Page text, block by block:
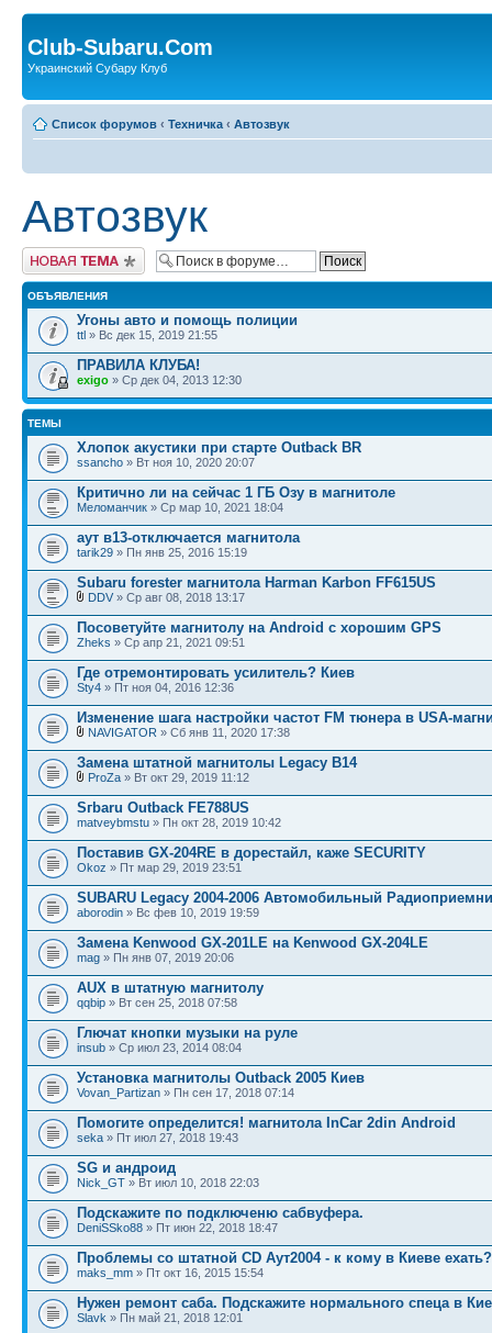
Club-Subaru.Com
Украинский Субару Клуб
Список форумов ‹ Техничка ‹ Автозвук
Автозвук
Новая тема
ОБЪЯВЛЕНИЯ
Угоны авто и помощь полиции
ttl » Вс дек 15, 2019 21:55
ПРАВИЛА КЛУБА!
exigo » Ср дек 04, 2013 12:30
ТЕМЫ
Хлопок акустики при старте Outback BR
ssancho » Вт ноя 10, 2020 20:07
Критично ли на сейчас 1 ГБ Озу в магнитоле
Меломанчик » Ср мар 10, 2021 18:04
аут в13-отключается магнитола
tarik29 » Пн янв 25, 2016 15:19
Subaru forester магнитола Harman Karbon FF615US
DDV » Ср авг 08, 2018 13:17
Посоветуйте магнитолу на Android с хорошим GPS
Zheks » Ср апр 21, 2021 09:51
Где отремонтировать усилитель? Киев
Sty4 » Пт ноя 04, 2016 12:36
Изменение шага настройки частот FM тюнера в USA-
NAVIGATOR » Сб янв 11, 2020 17:38
Замена штатной магнитолы Legacy B14
ProZa » Вт окт 29, 2019 11:12
Sгbaru Outback FE788US
matveybmstu » Пн окт 28, 2019 10:42
Поставив GX-204RE в дорестайл, каже SECURITY
Okoz » Пт мар 29, 2019 23:51
SUBARU Legacy 2004-2006 Автомобильный
aborodin » Вс фев 10, 2019 19:59
Замена Kenwood GX-201LE на Kenwood GX-204LE
mag » Пн янв 07, 2019 20:06
AUX в штатную магнитолу
qqbip » Вт сен 25, 2018 07:58
Глючат кнопки музыки на руле
insub » Ср июл 23, 2014 08:04
Установка магнитолы Outback 2005 Киев
Vovan_Partizan » Пн сен 17, 2018 07:14
Помогите определится! магнитола InCar 2din Android
seka » Пт июл 27, 2018 19:43
SG и андроид
Nick_GT » Вт июл 10, 2018 22:03
Подскажите по подключеню сабвуфера.
DeniSSko88 » Пт июн 22, 2018 18:47
Проблемы со штатной CD Аут2004 - к кому в Киеве ехать?
maks_mm » Пт окт 16, 2015 15:54
Нужен ремонт саба. Подскажите нормального спеца в
Slavk » Пн май 21, 2018 12:01